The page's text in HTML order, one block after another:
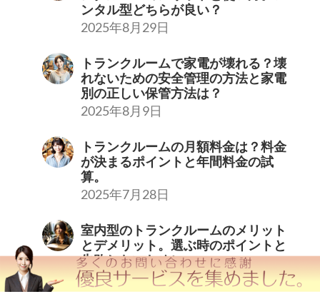
ンタル型どちらが良い？
2025年8月29日
トランクルームで家電が壊れる？壊
れないための安全管理の方法と家電
別の正しい保管方法は？
2025年8月9日
トランクルームの月額料金は？料金
が決まるポイントと年間料金の試
算。
2025年7月28日
室内型のトランクルームのメリット
とデメリット。選ぶ時のポイントと
失敗しないために。
2025年7月11日